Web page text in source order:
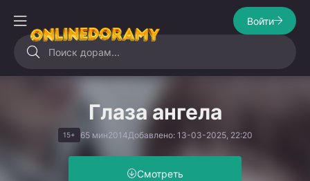
Войти
Глаза ангела
15+ 65 мин2014Добавлено: 13-03-2025, 22:20
Смотреть